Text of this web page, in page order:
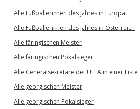
Alle Fußballerinnen des Jahres in Europa
Alle Fußballerinnen des Jahres in Österreich
Alle färingischen Meister
Alle färingischen Pokalsieger
Alle Generalsekretäre der UEFA in einer Liste
Alle georgischen Meister
Alle georgischen Pokalsieger